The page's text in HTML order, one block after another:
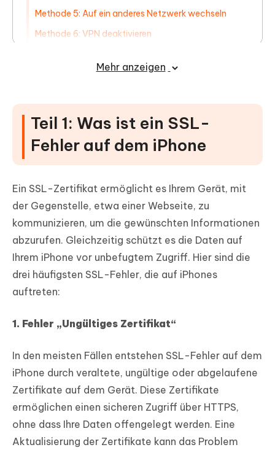
Methode 5: Auf ein anderes Netzwerk wechseln
Methode 6: VPN deaktivieren
Methode 8: DNS-Einstellungen ändern
Methode 10: iPhone über iTunes wiederherstellen
FAQs zu SSL-Fehlern auf dem iPhone
Mehr anzeigen
Teil 1: Was ist ein SSL-
Fehler auf dem iPhone
Ein SSL-Zertifikat ermöglicht es Ihrem Gerät, mit
der Gegenstelle, etwa einer Webseite, zu
kommunizieren, um die gewünschten Informationen
abzurufen. Gleichzeitig schützt es die Daten auf
Ihrem iPhone vor unbefugtem Zugriff. Hier sind die
drei häufigsten SSL-Fehler, die auf iPhones
auftreten:
1. Fehler „Ungültiges Zertifikat“
In den meisten Fällen entstehen SSL-Fehler auf dem
iPhone durch veraltete, ungültige oder abgelaufene
Zertifikate auf dem Gerät. Diese Zertifikate
ermöglichen einen sicheren Zugriff über HTTPS,
ohne dass Ihre Daten offengelegt werden. Eine
Aktualisierung der Zertifikate kann das Problem